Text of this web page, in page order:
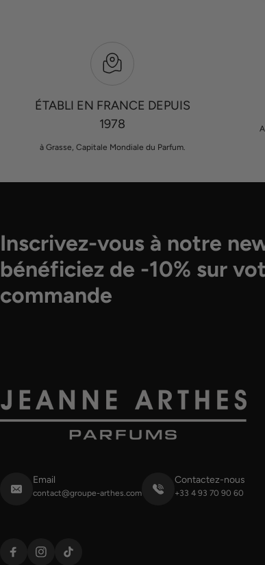
ÉTABLI EN FRANCE DEPUIS
1978
à Grasse, Capitale Mondiale du Parfum.
Inscrivez-vous à notre
bénéficiez de -10% sur
commande
Email
contact@groupe-arthes.com
Contactez-nous
+33 4 93 70 90 60